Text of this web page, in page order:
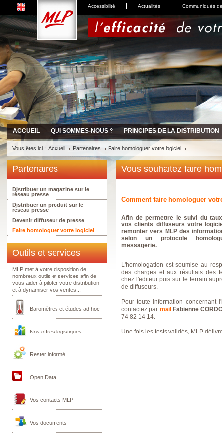
Accessibilité Actualités Communiqués
ACCUEIL QUI SOMMES-NOUS ? PRINCIPES DE LA DISTRIBUTION
Vous êtes ici : Accueil Partenaires Faire homologuer votre logiciel
Partenaires
Distribuer un magazine sur le
réseau presse
Distribuer un produit sur le
réseau presse
Devenir diffuseur de presse
Faire homologuer votre logiciel
Outils et services
MLP met à votre disposition de
nombreux outils et services afin de
vous aider à piloter votre distribution
et à dynamiser vos ventes...
Baromètres et études ad hoc
Nos offres logistiques
Rester informé
Open Data
Vos contacts MLP
Vos documents
Vous souhaitez faire
Comment faire homologuer
Afin de permettre le suivi du
vos clients diffuseurs votre
remonter vers MLP des
selon un protocole
messagerie.
L'homologation est soumise au
des charges et aux résultats des
chez l'éditeur puis sur le terrain
de diffuseurs.
Pour toute information concernant
contactez par mail Fabienne
74 82 14 14.
Une fois les tests validés, MLP